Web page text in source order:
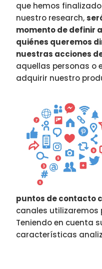
que hemos finalizado
nuestro research,
momento de definir a
quiénes queremos
nuestras acciones
aquellas personas o
adquirir nuestro
puntos de contacto
canales
Teniendo en cuenta
características